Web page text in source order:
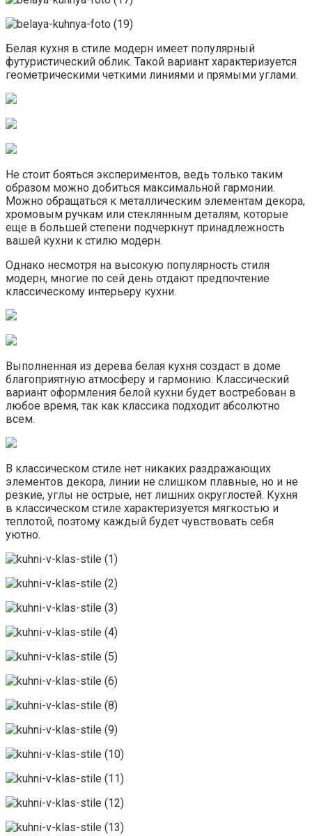
Белая кухня в стиле модерн имеет популярный
футуристический облик. Такой вариант характеризуется
геометрическими четкими линиями и прямыми углами.
Не стоит бояться экспериментов, ведь только таким
образом можно добиться максимальной гармонии.
Можно обращаться к металлическим элементам декора,
хромовым ручкам или стеклянным деталям, которые
еще в большей степени подчеркнут принадлежность
вашей кухни к стилю модерн.
Однако несмотря на высокую популярность стиля
модерн, многие по сей день отдают предпочтение
классическому интерьеру кухни.
Выполненная из дерева белая кухня создаст в доме
благоприятную атмосферу и гармонию. Классический
вариант оформления белой кухни будет востребован в
любое время, так как классика подходит абсолютно
всем.
В классическом стиле нет никаких раздражающих
элементов декора, линии не слишком плавные, но и не
резкие, углы не острые, нет лишних округлостей. Кухня
в классическом стиле характеризуется мягкостью и
теплотой, поэтому каждый будет чувствовать себя
уютно.